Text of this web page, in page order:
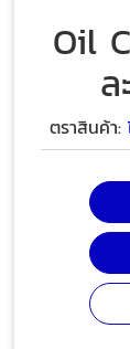
Oil
ตราสินค้า: